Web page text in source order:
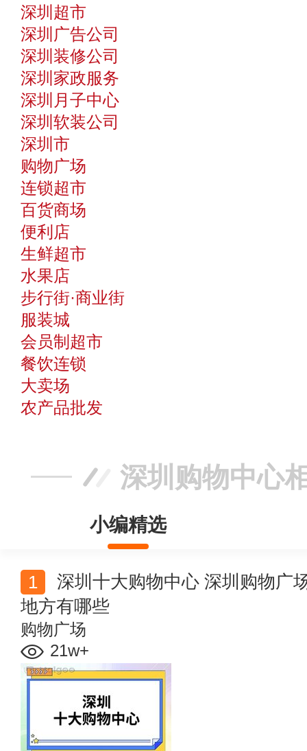
深圳超市
深圳广告公司
深圳装修公司
深圳家政服务
深圳月子中心
深圳软装公司
深圳市
购物广场
连锁超市
百货商场
便利店
生鲜超市
水果店
步行街·商业街
服装城
会员制超市
餐饮连锁
大卖场
农产品批发
深圳购物中心
小编精选
地方有哪些
购物广场
21w+